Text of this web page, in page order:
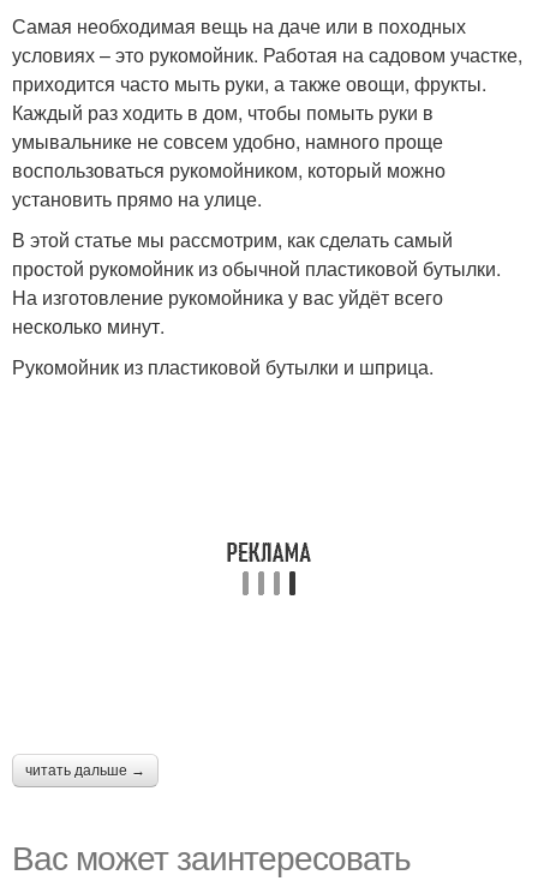
Самая необходимая вещь на даче или в походных
условиях – это рукомойник. Работая на садовом участке,
приходится часто мыть руки, а также овощи, фрукты.
Каждый раз ходить в дом, чтобы помыть руки в
умывальнике не совсем удобно, намного проще
воспользоваться рукомойником, который можно
установить прямо на улице.
В этой статье мы рассмотрим, как сделать самый
простой рукомойник из обычной пластиковой бутылки.
На изготовление рукомойника у вас уйдёт всего
несколько минут.
Рукомойник из пластиковой бутылки и шприца.
читать дальше →
Вас может заинтересовать